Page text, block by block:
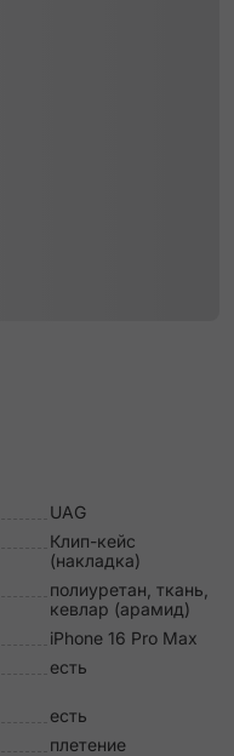
UAG
Клип-кейс
(накладка)
полиуретан, ткань,
кевлар (арамид)
iPhone 16 Pro Max
есть
есть
плетение